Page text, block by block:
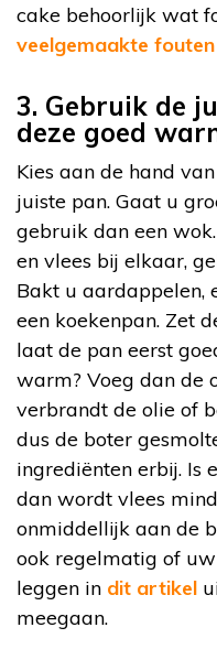
cake behoorlijk wat
veelgemaakte fouten
3. Gebruik de
deze goed
Kies aan de hand
juiste pan. Gaat u
gebruik dan een
en vlees bij elkaar,
Bakt u aardappelen,
een koekenpan. Zet
laat de pan eerst
warm? Voeg dan de
verbrandt de olie of
dus de boter
ingrediënten erbij. Is
dan wordt vlees
onmiddellijk aan de
ook regelmatig of
leggen in dit artikel
meegaan.